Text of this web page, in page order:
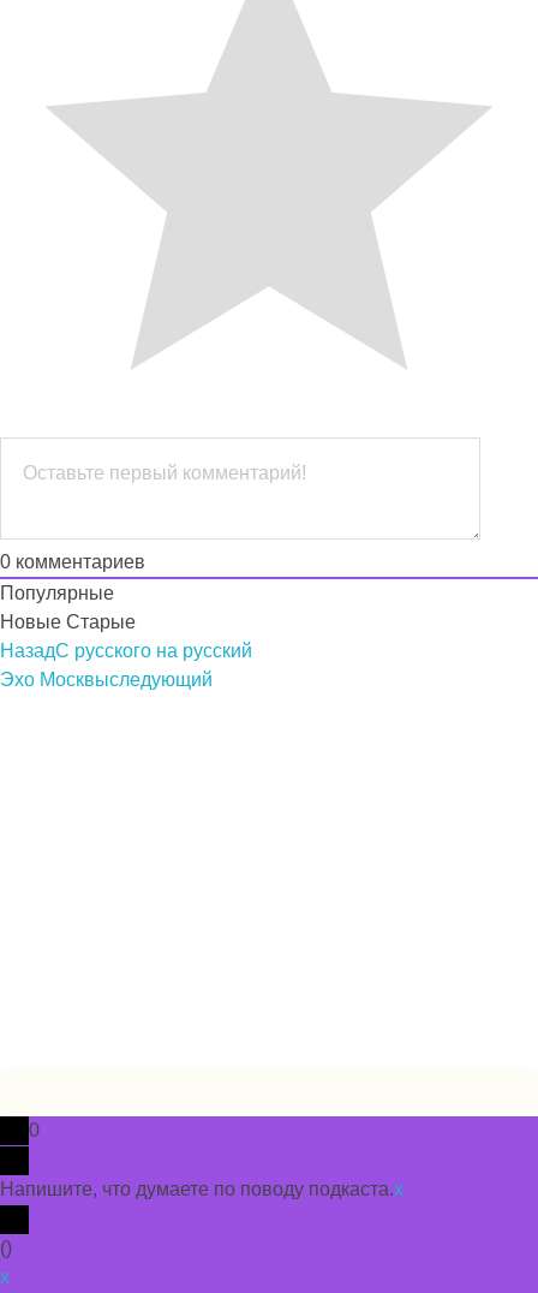
0 комментариев
Популярные
Новые Старые
НазадС русского на русский
Эхо Москвыследующий
0
Напишите, что думаете по поводу подкаста.x
()
x